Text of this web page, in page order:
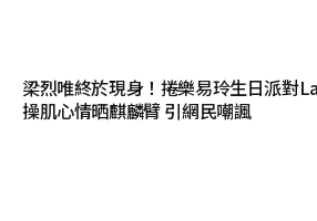
梁烈唯終於現身！捲樂易玲生日派對
操肌心情晒麒麟臂 引網民嘲諷